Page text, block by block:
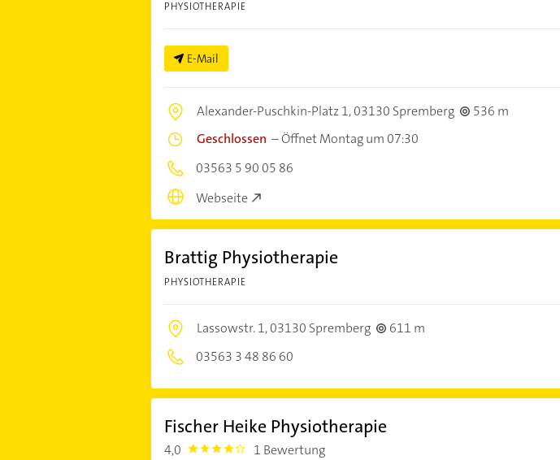
PHYSIOTHERAPIE
E-Mail
Alexander-Puschkin-Platz 1,03130 Spremberg
536 m
Geschlossen –Öffnet Montag um 07:30
03563 5 90 05 86
Webseite
Brattig Physiotherapie
PHYSIOTHERAPIE
Lassowstr. 1,03130 Spremberg
611 m
03563 3 48 86 60
Fischer Heike Physiotherapie
4,0 4.0 1 Bewertung